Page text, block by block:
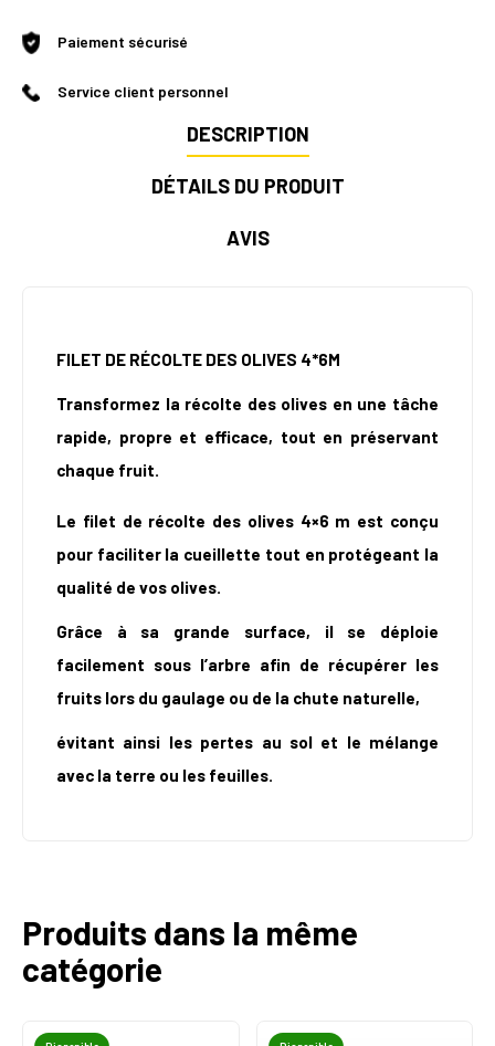
Paiement sécurisé
Service client personnel
DESCRIPTION
DÉTAILS DU PRODUIT
AVIS
FILET DE RÉCOLTE DES OLIVES 4*6M
Transformez la récolte des olives en une tâche
rapide, propre et efficace, tout en préservant
chaque fruit.
Le filet de récolte des olives 4×6 m est conçu
pour faciliter la cueillette tout en protégeant la
qualité de vos olives.
Grâce à sa grande surface, il se déploie
facilement sous l’arbre afin de récupérer les
fruits lors du gaulage ou de la chute naturelle,
évitant ainsi les pertes au sol et le mélange
avec la terre ou les feuilles.
Produits dans la même
catégorie